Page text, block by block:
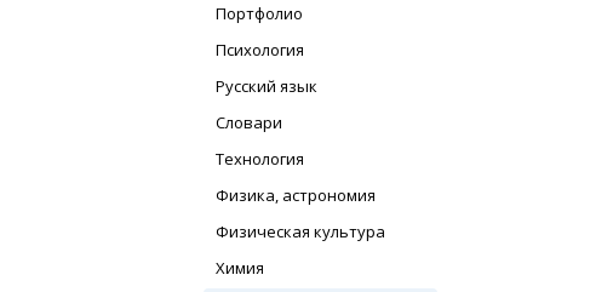
Портфолио
Психология
Русский язык
Словари
Технология
Физика, астрономия
Физическая культура
Химия